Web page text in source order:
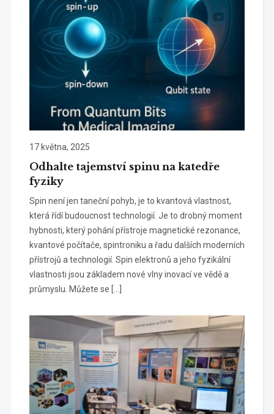
17 května, 2025
Odhalte tajemství spinu na katedře
fyziky
Spin není jen taneční pohyb, je to kvantová vlastnost,
která řídí budoucnost technologií. Je to drobný moment
hybnosti, který pohání přístroje magnetické rezonance,
kvantové počítače, spintroniku a řadu dalších moderních
přístrojů a technologií. Spin elektronů a jeho fyzikální
vlastnosti jsou základem nové vlny inovací ve vědě a
průmyslu. Můžete se […]